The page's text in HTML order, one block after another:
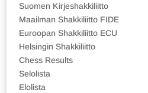
Suomen Kirjeshakkiliitto
Maailman Shakkiliitto FIDE
Euroopan Shakkiliitto ECU
Helsingin Shakkiliitto
Chess Results
Selolista
Elolista